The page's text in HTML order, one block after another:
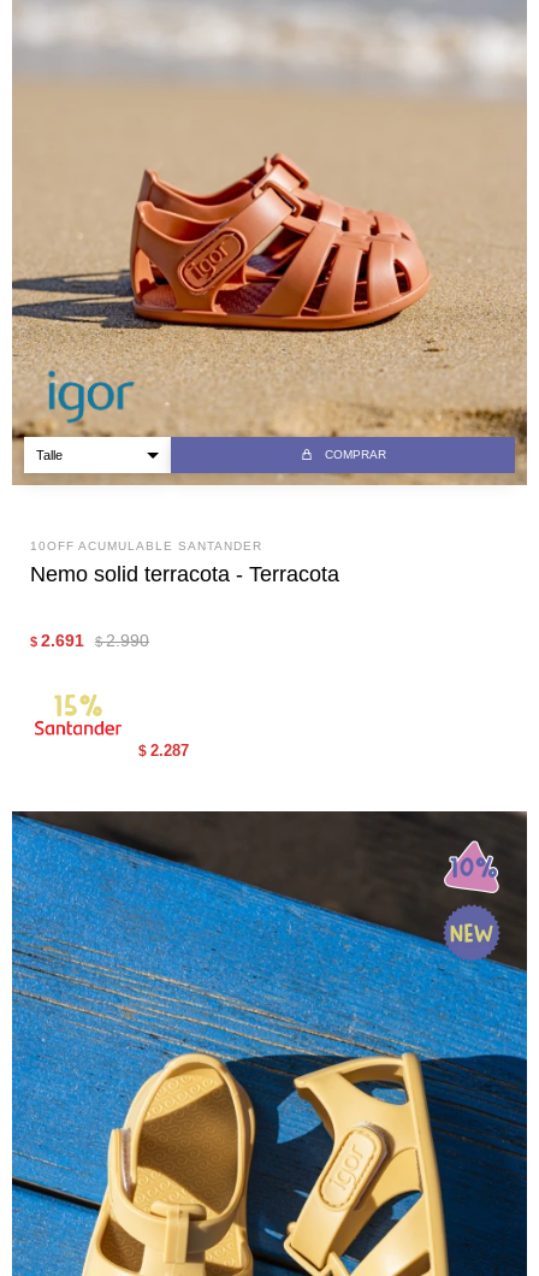
COMPRAR
10OFF ACUMULABLE SANTANDER
Nemo solid terracota - Terracota
$ 2.691 $ 2.990
$ 2.287